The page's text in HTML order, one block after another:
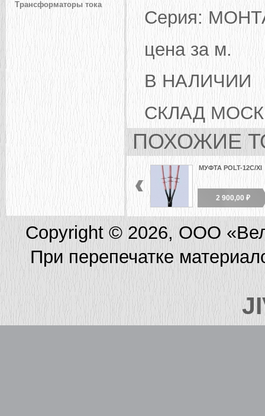
Трансформаторы тока
Серия:
цена за м.
В НАЛИЧИИ
СКЛАД
ПОХОЖИЕ
МУФТА POLT-12C/XI
2 900,00 ₽
Copyright © 2026, ООО
При перепечатке